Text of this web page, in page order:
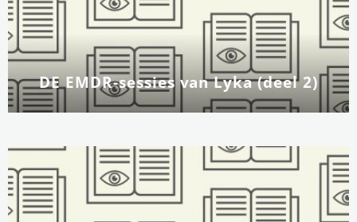
DE EMDR-sessies van Lyka (deel 2)